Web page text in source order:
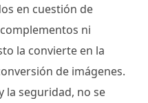
en cuestión de
ni
la convierte en la
de imágenes.
la seguridad, no se